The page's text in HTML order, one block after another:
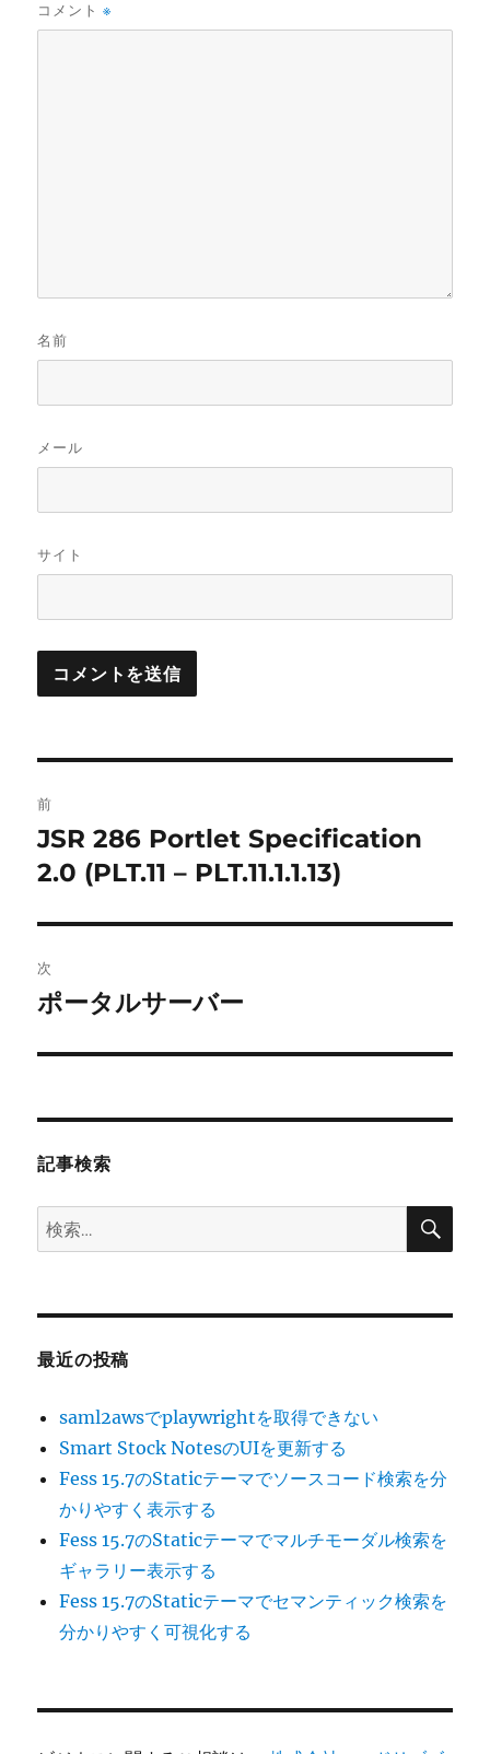
コメント※
名前
メール
サイト
稿
ナ
ビ
ゲ
ー
シ
ン
前
前
の
稿:
JSR 286 Portlet Specification
2.0 (PLT.11 – PLT.11.1.1.13)
次
次
投
ポータルサーバー
記事検索
検
索:
検
最近の投稿
saml2awsでplaywrightを取得できない
Smart Stock NotesのUIを更新する
Fess 15.7のStaticテーマでソースコード検索を分
かりやすく表示する
Fess 15.7のStaticテーマでマルチモーダル検索を
ギャラリー表示する
Fess 15.7のStaticテーマでセマンティック検索を
分かりやすく可視化する